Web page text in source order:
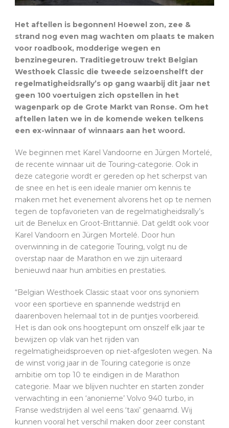
Het aftellen is begonnen! Hoewel zon, zee &
strand nog even mag wachten om plaats te maken
voor roadbook, modderige wegen en
benzinegeuren. Traditiegetrouw trekt Belgian
Westhoek Classic die tweede seizoenshelft der
regelmatigheidsrally’s op gang waarbij dit jaar net
geen 100 voertuigen zich opstellen in het
wagenpark op de Grote Markt van Ronse. Om het
aftellen laten we in de komende weken telkens
een ex-winnaar of winnaars aan het woord.
We beginnen met Karel Vandoorne en Jürgen Mortelé,
de recente winnaar uit de Touring-categorie. Ook in
deze categorie wordt er gereden op het scherpst van
de snee en het is een ideale manier om kennis te
maken met het evenement alvorens het op te nemen
tegen de topfavorieten van de regelmatigheidsrally’s
uit de Benelux en Groot-Brittannië. Dat geldt ook voor
Karel Vandoorn en Jürgen Mortelé. Door hun
overwinning in de categorie Touring, volgt nu de
overstap naar de Marathon en we zijn uiteraard
benieuwd naar hun ambities en prestaties.
“Belgian Westhoek Classic staat voor ons synoniem
voor een sportieve en spannende wedstrijd en
daarenboven helemaal tot in de puntjes voorbereid.
Het is dan ook ons hoogtepunt om onszelf elk jaar te
bewijzen op vlak van het rijden van
regelmatigheidsproeven op niet-afgesloten wegen. Na
de winst vorig jaar in de Touring categorie is onze
ambitie om top 10 te eindigen in de Marathon
categorie. Maar we blijven nuchter en starten zonder
verwachting in een ‘anonieme’ Volvo 940 turbo, in
Franse wedstrijden al wel eens ‘taxi’ genaamd. Wij
kunnen vooral het verschil maken door zeer constant